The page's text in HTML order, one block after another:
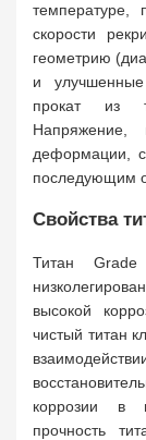
температуре,
скорости
геометрию
и
прокат из
Напряжение,
деформации,
последующим
Свойства
Титан
высокой
чистый титан
коррозии в
прочность